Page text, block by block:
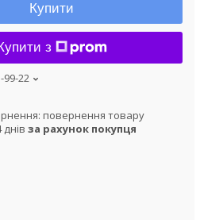
Купити
з
99-22
повернення товару
за рахунок покупця